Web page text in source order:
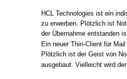
HCL Technologies ist ein
zu erwerben. Plötzlich ist
der Übernahme entstanden
Ein neuer Thin-Client für
Plötzlich ist der Geist von
ausgebaut. Vielleicht wird